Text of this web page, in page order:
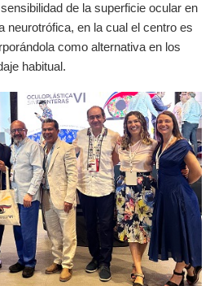
de la superficie ocular en
neurotrófica, en la cual el centro es
como alternativa en los
habitual.